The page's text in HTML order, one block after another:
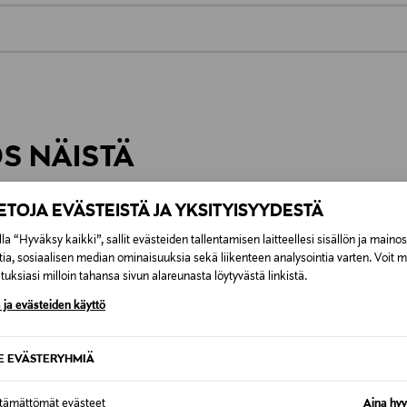
EVÄSTEISTÄ JA YKSITYISYYDESTÄ
“Hyväksy kaikki”, sallit evästeiden tallentamisen laitteellesi sisällön ja
sosiaalisen median ominaisuuksia sekä liikenteen analysointia varten. Voit
milloin tahansa sivun alareunasta löytyvästä linkistä.
ja evästeiden käyttö
EVÄSTERYHMIÄ
evästeet Aina
Monikäyttöisillä muotoilutuotteilla on hoitavia
arvokkaiden luonnonraaka-aineiden lisäksi.
NÄISTÄ